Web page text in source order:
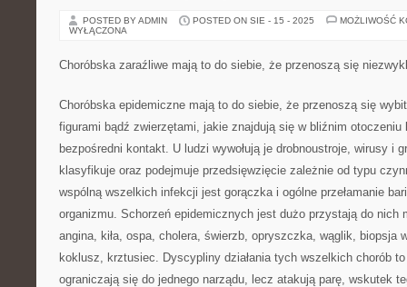
POSTED BY ADMIN POSTED ON SIE - 15 - 2025
MOŻLIWOŚĆ
WYŁĄCZONA
Choróbska zaraźliwe mają to do siebie, że przenoszą się
Choróbska epidemiczne mają to do siebie, że przenoszą się
figurami bądź zwierzętami, jakie znajdują się w bliźnim otoczeniu
bezpośredni kontakt. U ludzi wywołują je drobnoustroje, wirusy i
klasyfikuje oraz podejmuje przedsięwzięcie zależnie od typu
wspólną wszelkich infekcji jest gorączka i ogólne przełamanie
organizmu. Schorzeń epidemicznych jest dużo przystają do nich
angina, kiła, ospa, cholera, świerzb, opryszczka, wąglik, biopsja
koklusz, krztusiec. Dyscypliny działania tych wszelkich chorób to
ograniczają się do jednego narządu, lecz atakują parę, wskutek